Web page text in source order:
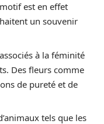
est en effet
un souvenir
à la féminité
Des fleurs comme
de pureté et de
tels que les